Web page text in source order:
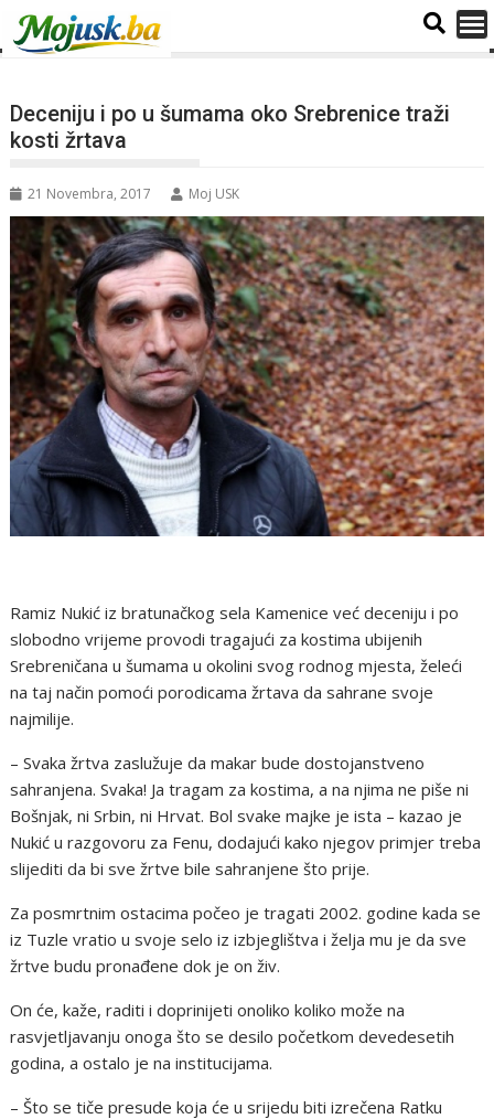
Deceniju i po u šumama oko Srebrenice traži
kosti žrtava
21 Novembra, 2017 Moj USK
Ramiz Nukić iz bratunačkog sela Kamenice već deceniju i po
slobodno vrijeme provodi tragajući za kostima ubijenih
Srebreničana u šumama u okolini svog rodnog mjesta, želeći
na taj način pomoći porodicama žrtava da sahrane svoje
najmilije.
– Svaka žrtva zaslužuje da makar bude dostojanstveno
sahranjena. Svaka! Ja tragam za kostima, a na njima ne piše ni
Bošnjak, ni Srbin, ni Hrvat. Bol svake majke je ista – kazao je
Nukić u razgovoru za Fenu, dodajući kako njegov primjer treba
slijediti da bi sve žrtve bile sahranjene što prije.
Za posmrtnim ostacima počeo je tragati 2002. godine kada se
iz Tuzle vratio u svoje selo iz izbjeglištva i želja mu je da sve
žrtve budu pronađene dok je on živ.
On će, kaže, raditi i doprinijeti onoliko koliko može na
rasvjetljavanju onoga što se desilo početkom devedesetih
godina, a ostalo je na institucijama.
– Što se tiče presude koja će u srijedu biti izrečena Ratku